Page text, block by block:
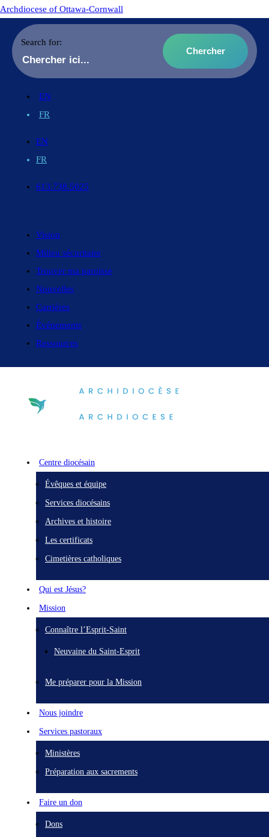
Archdiocese of Ottawa-Cornwall
Search for:
EN
FR
EN
FR
613.738.5025
Vision
Milieu sécuritaire
Trouver ma paroisse
Nouvelles
Carrières
Événements
Ressources
Centre diocésain
Évêques et équipe
Services diocésains
Archives et histoire
Les certificats
Cimetières catholiques
Qui est Jésus?
Mission
Connaître l’Esprit-Saint
Neuvaine du Saint-Esprit
Me préparer pour la Mission
Nous joindre
Services pastoraux
Ministères
Préparation aux sacrements
Faire un don
Dons